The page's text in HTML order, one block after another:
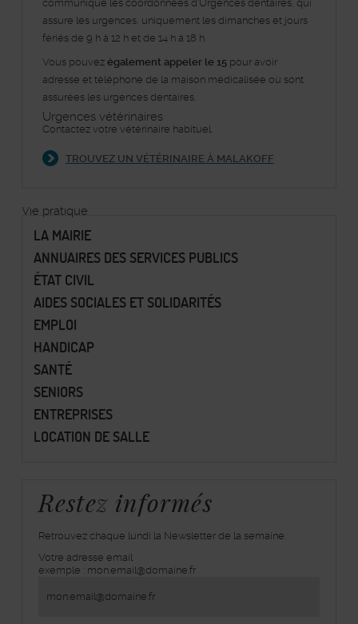
communique les coordonnées d'Urgences dentaires, qui
assure les urgences, uniquement les dimanches et jours
fériés de 9 h à 12 h et de 14 h à 18 h.
Vous pouvez également appeler le 15pour avoir
adresse et téléphone de la maison médicalisée où sont
assurées les urgences dentaires.
Urgences vétérinaires
Contactez votre vétérinaire habituel.
TROUVEZ UN VÉTÉRINAIRE À MALAKOFF
Vie pratique
LA MAIRIE
ANNUAIRES DES SERVICES PUBLICS
ÉTAT CIVIL
AIDES SOCIALES ET SOLIDARITÉS
EMPLOI
HANDICAP
SANTÉ
SENIORS
ENTREPRISES
LOCATION DE SALLE
Restez informés
Retrouvez chaque lundi la Newsletter de la semaine.
inscrivez-
vous
Votre adresse email
exemple : mon.email@domaine.fr